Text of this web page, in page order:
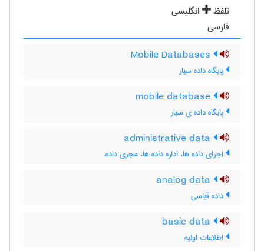
تلفظ
انگلیسی
فارسی
پایگاه داده سیار
پایگاه داده ی سیار
اجرای داده ها، اداره داده ها، مجری داده.
داده قیاسی
اطلاعات اولیه